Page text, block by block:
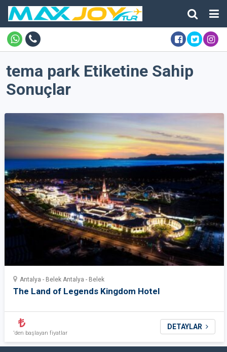
tema park Etiketine Sahip
Sonuçlar
Antalya - Belek Antalya - Belek
The Land of Legends Kingdom Hotel
'den başlayan fiyatlar
DETAYLAR